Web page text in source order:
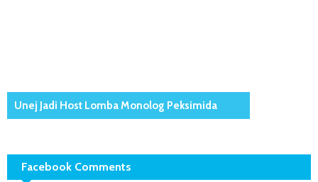
Unej Jadi Host Lomba Monolog Peksimida
Facebook Comments